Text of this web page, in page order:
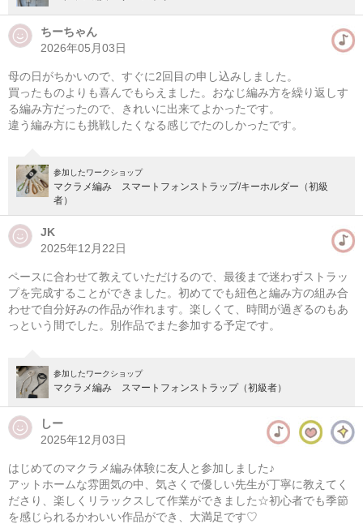
マクラメ編み メッシュバッグ
08/09(日) 10:00-14:00
東京 （東横線）学芸大学駅から徒歩14分
東京 （東横線）学芸大学駅から徒歩14分
他日程あり
ちーちゃん
2026年05月03日
母の日がちかいので、すぐに2回目の申し込みしました。
買ったものよりも喜んでもらえました。おなじ編み方を繰り返しす
る編み方だったので、きれいに出来てよかったです。
違う編み方にも挑戦したくなる感じでたのしかったです。
参加したワークショップ
マクラメ編み スマートフォンストラップ/キーホルダー（初級
者）
JK
2025年12月22日
ペースに合わせて教えていただけるので、最後まで迷わずストラッ
プを完成することができました。初めてでも紐色と編み方の組み合
わせで自分好みの作品が作れます。楽しくて、時間が過ぎるのもあ
っという間でした。別作品でまた参加する予定です。
参加したワークショップ
マクラメ編み スマートフォンストラップ（初級者）
しー
2025年12月03日
はじめてのマクラメ編み体験に友人と参加しました♪
アットホームな雰囲気の中、気さくで優しい先生が丁寧に教えてく
ださり、楽しくリラックスして作業ができました☆初心者でも季節
を感じられるかわいい作品ができ、大満足です♡